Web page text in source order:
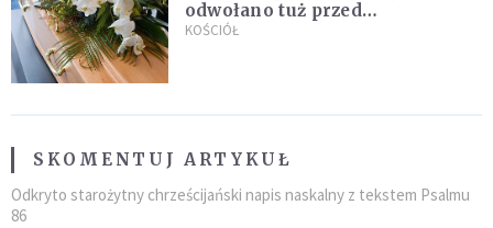
odwołano tuż przed
uroczystością. Powodem była
KOŚCIÓŁ
SKOMENTUJ ARTYKUŁ
Odkryto starożytny chrześcijański napis naskalny z tekstem Psalmu
86